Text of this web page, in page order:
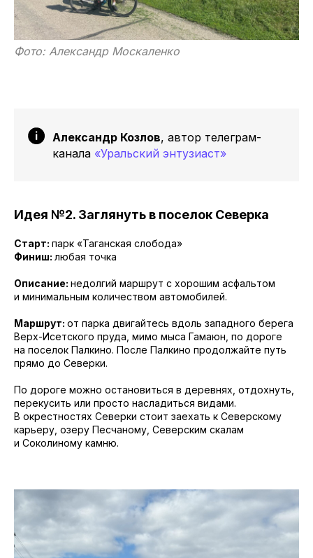
Фото: Александр Москаленко
Александр Козлов, автор телеграм-
канала «Уральский энтузиаст»
Идея №2. Заглянуть в поселок Северка
Старт: парк «Таганская слобода»
Финиш: любая точка
Описание: недолгий маршрут с хорошим асфальтом
и минимальным количеством автомобилей.
Маршрут: от парка двигайтесь вдоль западного берега
Верх-Исетского пруда, мимо мыса Гамаюн, по дороге
на поселок Палкино. После Палкино продолжайте путь
прямо до Северки.
По дороге можно остановиться в деревнях, отдохнуть,
перекусить или просто насладиться видами.
В окрестностях Северки стоит заехать к Северскому
карьеру, озеру Песчаному, Северским скалам
и Соколиному камню.